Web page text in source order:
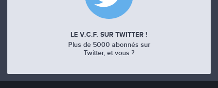
LE V.C.F. SUR TWITTER !
Plus de 5000 abonnés sur
Twitter, et vous ?